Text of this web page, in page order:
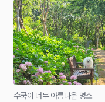
수국이 너무 아름다운 명소